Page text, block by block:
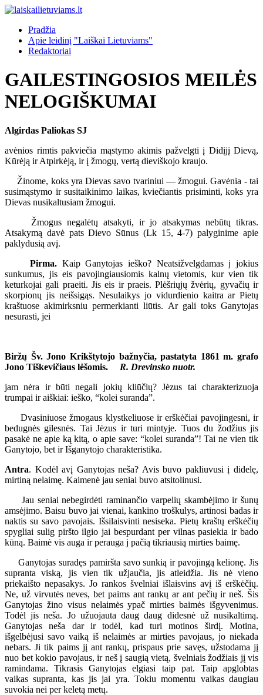
Pradžia
Apie leidinį "Laiškai Lietuviams"
Redaktoriai
GAILESTINGOSIOS MEILĖS
NELOGIŠKUMAI
Algirdas Paliokas SJ
avėnios rimtis pakviečia mąstymo akimis pažvelgti į Didįjį Dievą,
Kūrėją ir Atpirkėją, ir į žmogų, vertą dieviškojo kraujo.
Žinome, koks yra Dievas savo tvariniui — žmogui. Gavėnia - tai
susimąstymo ir susitaikinimo laikas, kviečiantis prisiminti, koks yra
Dievas nusikaltusiam žmogui.
Žmogus negalėtų atsakyti, ir jo atsakymas nebūtų tikras.
Atsakymą davė pats Dievo Sūnus (Lk 15, 4-7) palyginime apie
paklydusią avį.
Pirma. Kaip Ganytojas ieško? Neatsižvelgdamas j jokius
sunkumus, jis eis pavojingiausiomis kalnų vietomis, kur vien tik
keturkojai gali praeiti. Jis eis ir praeis. Plėšriųjų žvėrių, gyvačių ir
skorpionų jis neišsigąs. Nesulaikys jo vidurdienio kaitra ar Pietų
kraštuose akimirksniu permerkianti liūtis. Ar gali toks Ganytojas
nesurasti, jei
Biržų Šv. Jono Krikštytojo bažnyčia, pastatyta 1861 m. grafo
Jono Tiškevičiaus lėšomis.
R. Drevinsko nuotr.
jam nėra ir būti negali jokių kliūčių? Jėzus tai charakterizuoja
trumpai ir aiškiai: ieško, “kolei suranda”.
Dvasiniuose žmogaus klystkeliuose ir erškėčiai pavojingesni, ir
bedugnės gilesnės. Tai Jėzus ir turi mintyje. Tuos du žodžius jis
pasakė ne apie ką kitą, o apie save: “kolei suranda”! Tai ne vien tik
Ganytojo, bet ir Išganytojo charakteristika.
Antra. Kodėl avį Ganytojas neša? Avis buvo pakliuvusi į didelę,
mirtiną nelaimę. Kaimenė jau seniai buvo atsitolinusi.
Jau seniai nebegirdėti raminančio varpelių skambėjimo ir šunų
amsėjimo. Baisu buvo jai vienai, kankino troškulys, artinosi badas ir
naktis su savo pavojais. Išsilaisvinti nesiseka. Pietų kraštų erškėčių
spygliai sulig piršto ilgio jai bespurdant per vilnas pasiekia ir bado
kūną. Baimė vis auga ir perauga j pačią tikriausią mirties baimę.
Ganytojas suradęs pamiršta savo sunkią ir pavojingą kelionę. Jis
supranta viską, jis vien tik užjaučia, jis atleidžia. Jis nė vieno
priekaišto nepasakys. Jo rankos švelniai išlaisvins avį iš erškėčių.
Ne, už virvutės neves, bet paims ant rankų ar ant pečių ir neš. Šis
Ganytojas žino visus nelaimės ypač mirties baimės išgyvenimus.
Todėl jis neša. Jo užuojauta daug daug didesnė už nusikaltimą.
Ganytojas neša dar ir todėl, kad turi motinos širdį. Motina,
išgelbėjusi savo vaiką iš nelaimės ar mirties pavojaus, jo niekada
nebars. Ji tik paims jį ant rankų, prispaus prie savęs, užstodama jį
nuo bet kokio pavojaus, ir neš į saugią vietą, švelniais žodžiais jį vis
ramindama. Tikrasis Ganytojas elgiasi taip pat. Taip apglobtas
vaikas supranta, kas jis jai yra. Tokiu momentu vaikas daugiau
suvokia nei per keletą metų.